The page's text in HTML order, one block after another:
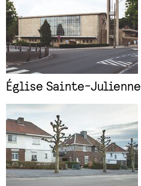
Église Sainte-Julienne